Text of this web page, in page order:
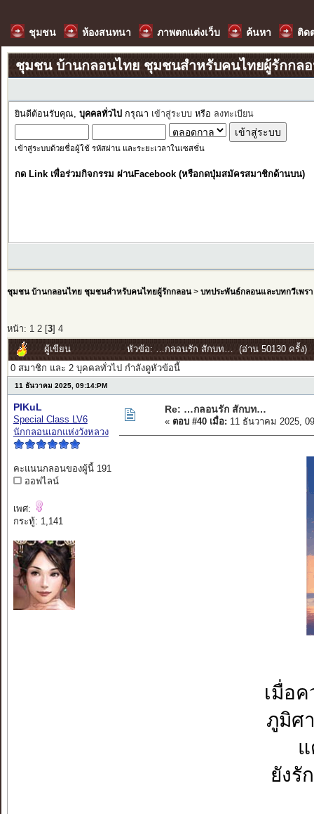
ชุมชน ห้องสนทนา ภาพตกแต่งเว็บ ค้นหา ติด
ชุมชน บ้านกลอนไทย ชุมชนสำหรับคนไทยผู้รักกล
ยินดีต้อนรับคุณ, บุคคลทั่วไป กรุณา เข้าสู่ระบบ หรือ ลงทะเบียน
เข้าสู่ระบบด้วยชื่อผู้ใช้ รหัสผ่าน และระยะเวลาในเซสชั่น
กด Link เพื่อร่วมกิจกรรม ผ่านFacebook (หรือกดปุ่มสมัครสมาชิกด้านบน)
ชุมชน บ้านกลอนไทย ชุมชนสำหรับคนไทยผู้รักกลอน> บทประพันธ์กลอนและบทกวีเพรา
หน้า: 1 2[ 3] 4
ผู้เขียน
หัวข้อ: …กลอนรัก สักบท… (อ่าน 50130 ครั้ง)
0 สมาชิก และ 2 บุคคลทั่วไป กำลังดูหัวข้อนี้
11 ธันวาคม 2025, 09:14:PM
PIKuL
Special Class LV6
นักกลอนเอกแห่งวังหลวง
คะแนนกลอนของผู้นี้ 191
ออฟไลน์
เพศ:
กระทู้: 1,141
Re: …กลอนรัก สักบท…
« ตอบ #40 เมื่อ: 11 ธันวาคม 2025,
เมื่อ
ภูมิศ
ยังรั